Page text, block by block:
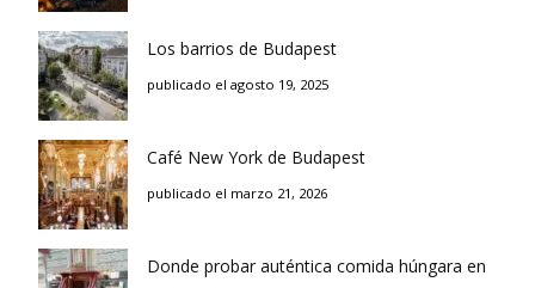
Los barrios de Budapest
publicado el agosto 19, 2025
Café New York de Budapest
publicado el marzo 21, 2026
Donde probar auténtica comida húngara en